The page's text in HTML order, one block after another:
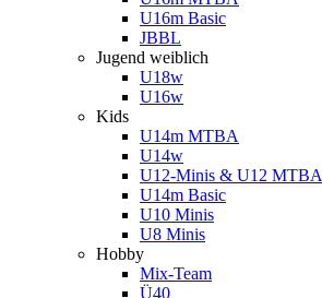
U16m Basic
JBBL
Jugend weiblich
U18w
U16w
Kids
U14m MTBA
U14w
U12-Minis & U12 MTBA
U14m Basic
U10 Minis
U8 Minis
Hobby
Mix-Team
Ü40